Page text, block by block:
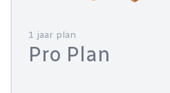
1 jaar plan
Pro Plan